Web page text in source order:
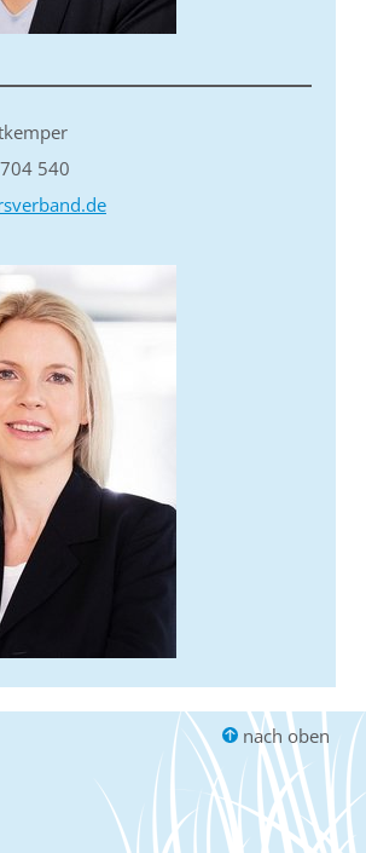
540
nach oben